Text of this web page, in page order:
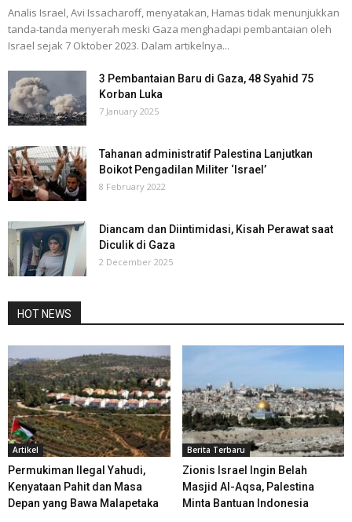
Analis Israel, Avi Issacharoff, menyatakan, Hamas tidak menunjukkan
tanda-tanda menyerah meski Gaza menghadapi pembantaian oleh
Israel sejak 7 Oktober 2023. Dalam artikelnya...
3 Pembantaian Baru di Gaza, 48 Syahid 75
Korban Luka
7 January 2025
Tahanan administratif Palestina Lanjutkan
Boikot Pengadilan Militer ‘Israel’
8 February 2022
Diancam dan Diintimidasi, Kisah Perawat saat
Diculik di Gaza
2 December 2025
HOT NEWS
Artikel
Permukiman Ilegal Yahudi,
Kenyataan Pahit dan Masa
Depan yang Bawa Malapetaka
Berita Terbaru
Zionis Israel Ingin Belah
Masjid Al-Aqsa, Palestina
Minta Bantuan Indonesia